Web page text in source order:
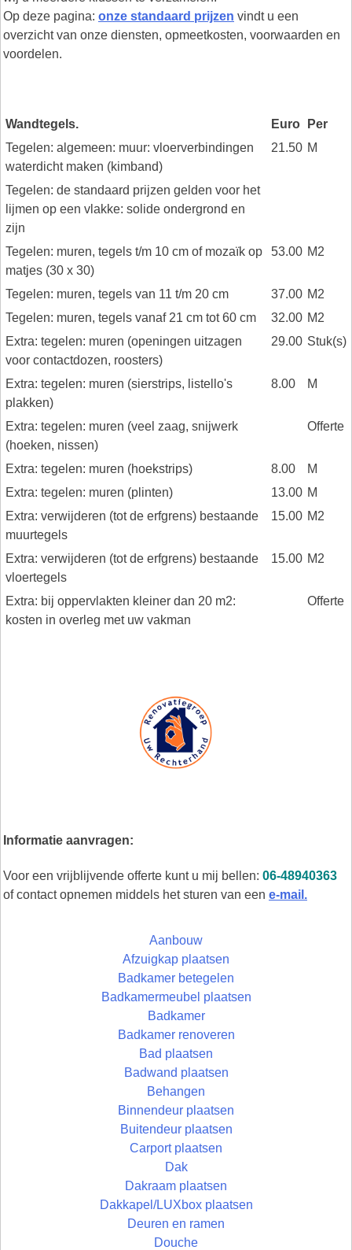
Op deze pagina: onze standaard prijzen vindt u een
overzicht van onze diensten, opmeetkosten, voorwaarden en
voordelen.
Wandtegels. Euro
Per
Tegelen: algemeen: muur: vloerverbindingen
waterdicht maken (kimband)
21.50 M
Tegelen: de standaard prijzen gelden voor het
lijmen op een vlakke: solide ondergrond en
zijn
Tegelen: muren, tegels t/m 10 cm of mozaïk op
matjes (30 x 30)
53.00 M2
Tegelen: muren, tegels van 11 t/m 20 cm 37.00 M2
Tegelen: muren, tegels vanaf 21 cm tot 60 cm
32.00 M2
Extra: tegelen: muren (openingen uitzagen
voor contactdozen, roosters)
29.00 Stuk(s)
Extra: tegelen: muren (sierstrips, listello's
plakken)
8.00 M
Extra: tegelen: muren (veel zaag, snijwerk
(hoeken, nissen)
Offerte
Extra: tegelen: muren (hoekstrips) 8.00
M
Extra: tegelen: muren (plinten)
13.00 M
Extra: verwijderen (tot de erfgrens) bestaande
muurtegels
15.00 M2
Extra: verwijderen (tot de erfgrens) bestaande
vloertegels
15.00 M2
Extra: bij oppervlakten kleiner dan 20 m2:
kosten in overleg met uw vakman
Offerte
Informatie aanvragen:
Voor een vrijblijvende offerte kunt u mij bellen: 06-48940363
of contact opnemen middels het sturen van een e-mail.
Aanbouw
Afzuigkap plaatsen
Badkamer betegelen
Badkamermeubel plaatsen
Badkamer
Badkamer renoveren
Bad plaatsen
Badwand plaatsen
Behangen
Binnendeur plaatsen
Buitendeur plaatsen
Carport plaatsen
Dak
Dakraam plaatsen
Dakkapel/LUXbox plaatsen
Deuren en ramen
Douche